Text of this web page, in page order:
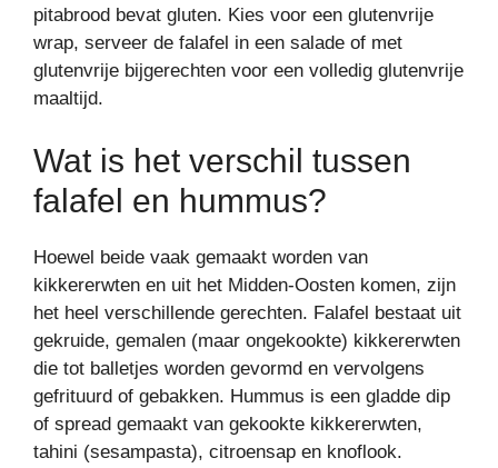
pitabrood bevat gluten. Kies voor een glutenvrije
wrap, serveer de falafel in een salade of met
glutenvrije bijgerechten voor een volledig glutenvrije
maaltijd.
Wat is het verschil tussen
falafel en hummus?
Hoewel beide vaak gemaakt worden van
kikkererwten en uit het Midden-Oosten komen, zijn
het heel verschillende gerechten. Falafel bestaat uit
gekruide, gemalen (maar ongekookte) kikkererwten
die tot balletjes worden gevormd en vervolgens
gefrituurd of gebakken. Hummus is een gladde dip
of spread gemaakt van gekookte kikkererwten,
tahini (sesampasta), citroensap en knoflook.